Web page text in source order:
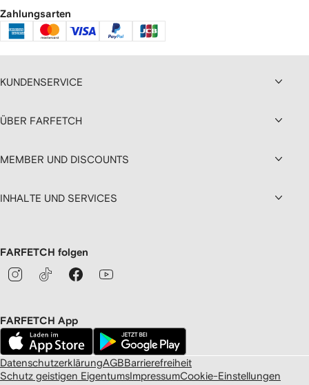
Zahlungsarten
KUNDENSERVICE
ÜBER FARFETCH
MEMBER UND DISCOUNTS
INHALTE UND SERVICES
FARFETCH folgen
FARFETCH App
DatenschutzerklärungAGBBarrierefreiheit
Schutz geistigen EigentumsImpressumCookie-Einstellungen